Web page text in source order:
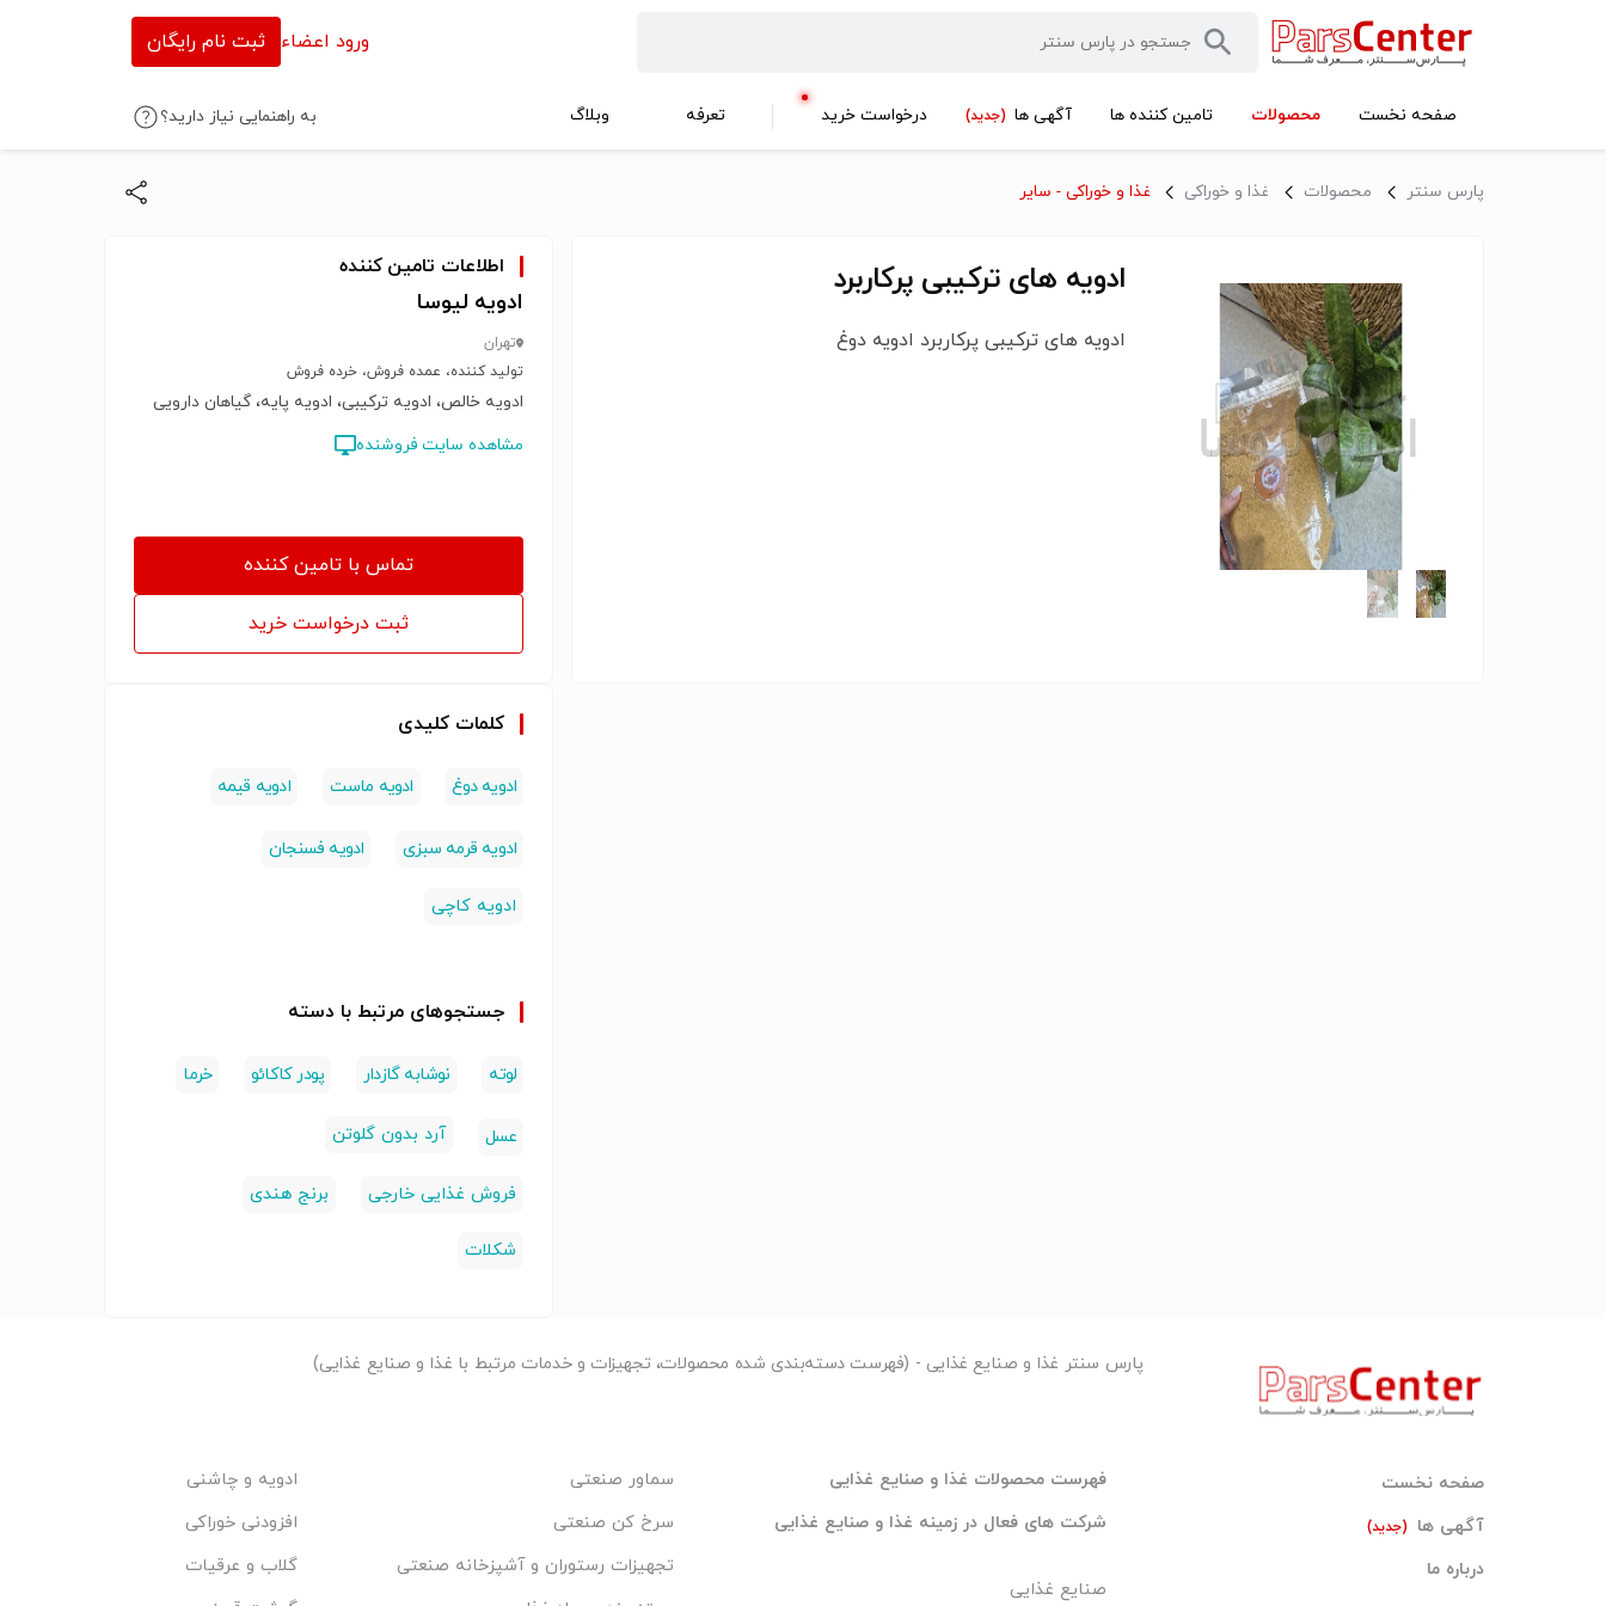
ورود اعضاء ثبت نام رایگان
صفحه نخست محصولات تامین کننده ها آگهی ها (جدید) درخواست خرید تعرفه وبلاگ به راهنمایی نیاز دارید؟
پارس سنتر محصولات غذا و خوراکی غذا و خوراکی - سایر
ادویه های ترکیبی پرکاربرد
ادویه های ترکیبی پرکاربرد ادویه دوغ
اطلاعات تامین کننده
ادویه لیوسا
تهران
تولید کننده، عمده فروش، خرده فروش
ادویه خالص، ادویه ترکیبی، ادویه پایه، گیاهان دارویی
مشاهده سایت فروشنده
تماس با تامین کننده
ثبت درخواست خرید
کلمات کلیدی
ادویه دوغ ادویه ماست ادویه قیمه
ادویه قرمه سبزی ادویه فسنجان
ادویه کاچی
جستجوهای مرتبط با دسته
لوته نوشابه گازدار پودر کاکائو خرما
عسل آرد بدون گلوتن
فروش غذایی خارجی برنج هندی
شکلات
صفحه نخست
آگهی ها
(جدید)
درباره ما
پارس سنتر غذا و صنایع غذایی - (فهرست دسته‌بندی شده محصولات، تجهیزات و خدمات مرتبط با غذا و صنایع غذایی)
فهرست محصولات غذا و صنایع غذایی
شرکت های فعال در زمینه غذا و صنایع غذایی
صنایع غذایی
سماور صنعتی
سرخ کن صنعتی
تجهیزات رستوران و آشپزخانه صنعتی
ادویه و چاشنی
افزودنی خوراکی
گلاب و عرقیات